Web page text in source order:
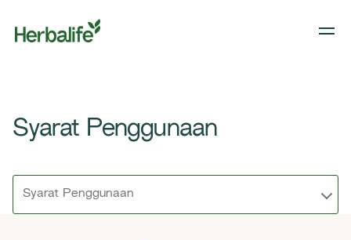
Syarat Penggunaan
Syarat Penggunaan